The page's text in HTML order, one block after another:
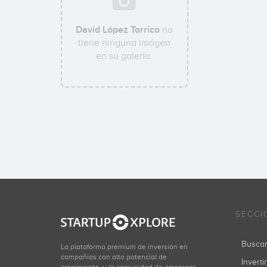
David López Torrico no
tiene ninguna imágen
en su galería.
La plataforma premium de inversión en
compañías con alto potencial de